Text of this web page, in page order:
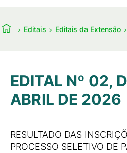
Editais Editais da Extensão
EDITAL Nº 02,
ABRIL DE 2026
RESULTADO DAS
PROCESSO SELETIVO DE